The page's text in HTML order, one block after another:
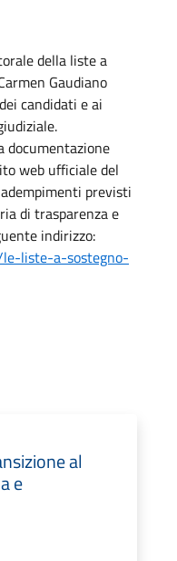
della liste a
Gaudiano
candidati e ai
documentazione
web ufficiale del
previsti
di trasparenza e
indirizzo:
liste-a-sostegno-
al
e